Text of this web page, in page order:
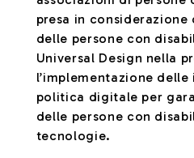
presa in considerazione
delle persone con
Universal Design nella
l’implementazione
politica digitale per
delle persone con
tecnologie.